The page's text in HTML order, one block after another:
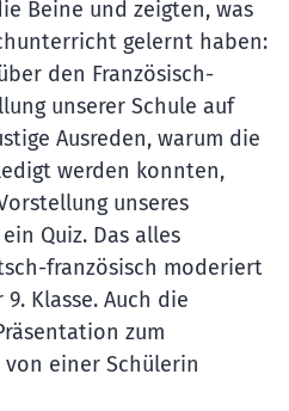
Beine und zeigten, was
gelernt haben:
den Französisch-
unserer Schule auf
Ausreden, warum die
werden konnten,
unseres
Quiz. Das alles
französisch moderiert
Klasse. Auch die
zum
einer Schülerin